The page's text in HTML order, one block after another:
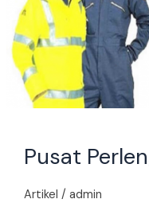
Pusat
Artikel / admin